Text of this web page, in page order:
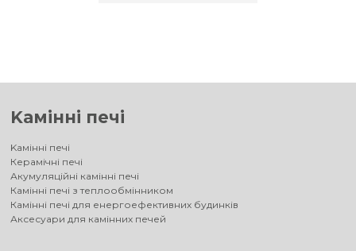
Kамінні печі
Kамінні печі
Керамічні печі
Акумуляційні камінні печі
Камінні печі з теплообмінником
Камінні печі для енергоефективних будинків
Аксесуари для камінних печей